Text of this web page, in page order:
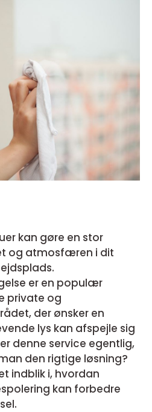
kan gøre en stor
og atmosfæren i dit
er en populær
private og
der ønsker en
lys kan afspejle sig
denne service egentlig,
den rigtige løsning?
indblik i, hvordan
kan forbedre